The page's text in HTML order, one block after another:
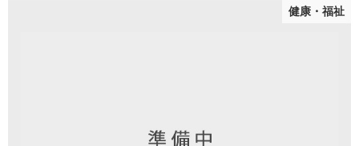
健康・福祉